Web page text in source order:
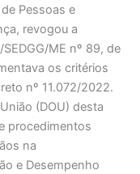
Pessoas e
revogou a
ME nº 89, de
os critérios
nº 11.072/2022.
(DOU) desta
procedimentos
na
e Desempenho